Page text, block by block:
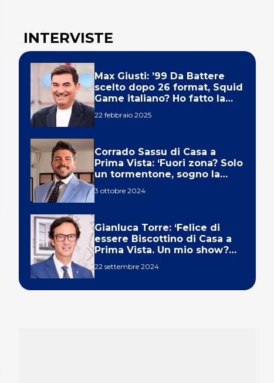
INTERVISTE
Max Giusti: ’99 Da Battere
scelto dopo 26 format, Squid
Game italiano? Ho fatto la
22 febbraio 2025
Corrado Sassu di Casa a
Prima Vista: ‘Fuori zona? Solo
un tormentone, sogno la
3 ottobre 2024
Gianluca Torre: ‘Felice di
essere Biscottino di Casa a
Prima Vista. Un mio show?
22 settembre 2024